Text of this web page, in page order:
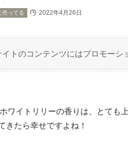
売ってる 2022年4月26日
イトのコンテンツにはプロモーシ
ワイトリリーの香りは、とても
きたら幸せですよね！